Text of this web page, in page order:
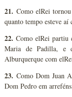
21. Como elRei
quanto tempo esteve aí
22. Como elRei partiu
Maria de Padilla, e
Alburquerque com
23. Como Dom Juan
Dom Pedro em